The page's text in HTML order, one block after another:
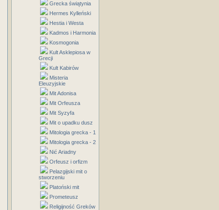
Grecka świątynia
Hermes Kylleński
Hestia i Westa
Kadmos i Harmonia
Kosmogonia
Kult Asklepiosa w
Grecji
Kult Kabirów
Misteria
Eleuzyjskie
Mit Adonisa
Mit Orfeusza
Mit Syzyfa
Mit o upadku dusz
Mitologia grecka - 1
Mitologia grecka - 2
Nić Ariadny
Orfeusz i orfizm
Pelazgijski mit o
stworzeniu
Platoński mit
Prometeusz
Religijność Greków